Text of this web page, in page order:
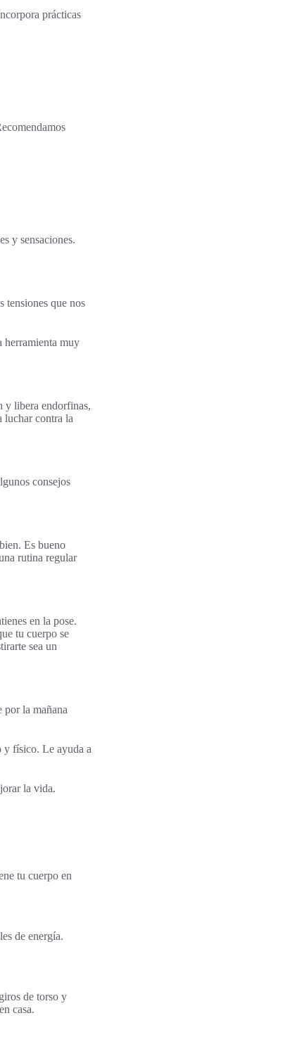
prácticas
y sensaciones.
tensiones que nos
herramienta muy
y libera endorfinas,
luchar contra la
consejos
Es bueno
rutina regular
en la pose.
tu cuerpo se
sea un
por la mañana
y físico. Le ayuda a
la vida.
tu cuerpo en
de energía.
de torso y
casa.